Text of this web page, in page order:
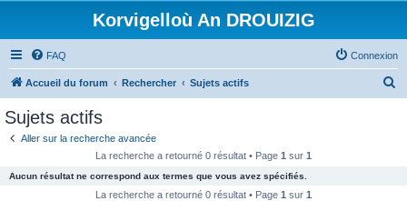
Korvigelloù An DROUIZIG
FAQ Connexion
Accueil du forum Rechercher Sujets actifs
Sujets actifs
Aller sur la recherche avancée
La recherche a retourné 0 résultat • Page 1 sur 1
Aucun résultat ne correspond aux termes que vous avez spécifiés.
La recherche a retourné 0 résultat • Page 1 sur 1